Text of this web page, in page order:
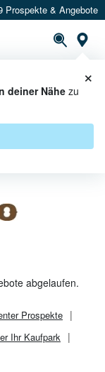
Prospekte & Angebote
deiner Nähezu
×
-
abgelaufen.
Prospekte
Ihr Kaufpark